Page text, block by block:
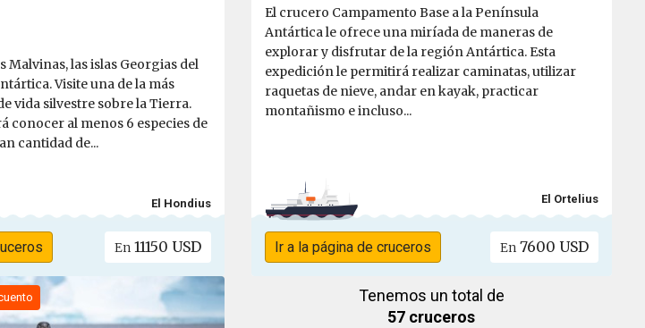
Malvinas, las islas Georgias del
Visite una de la más
vida silvestre sobre la Tierra.
conocer al menos 6 especies de
cantidad de...
El Hondius
En11150 USD
El crucero Campamento Base a la Península
Antártica le ofrece una miríada de maneras de
explorar y disfrutar de la región Antártica. Esta
expedición le permitirá realizar caminatas, utilizar
raquetas de nieve, andar en kayak, practicar
montañismo e incluso...
El Ortelius
Ir a la página de cruceros En 7600 USD
Tenemos un total de
57 cruceros